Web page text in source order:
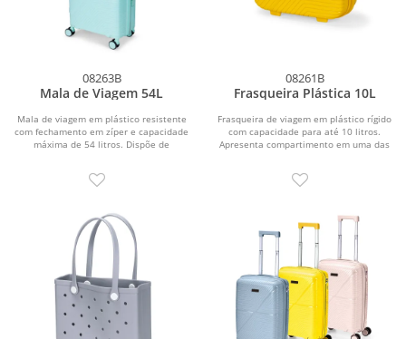
08263B
Mala de Viagem 54L
Mala de viagem em plástico resistente
com fechamento em zíper e capacidade
máxima de 54 litros. Dispõe de
08261B
Frasqueira Plástica 10L
Frasqueira de viagem em plástico rígido
com capacidade para até 10 litros.
Apresenta compartimento em uma das